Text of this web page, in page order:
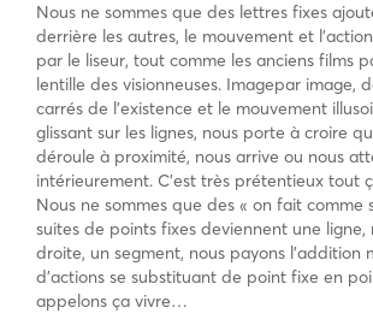
Nous ne sommes que des lettres fixes
derrière les autres, le mouvement et
par le liseur, tout comme les anciens films
lentille des visionneuses. Imagepar image,
carrés de l’existence et le mouvement
glissant sur les lignes, nous porte à croire
déroule à proximité, nous arrive ou nous
intérieurement. C’est très prétentieux tout
Nous ne sommes que des « on fait comme
suites de points fixes deviennent une ligne,
droite, un segment, nous payons l’addition
d’actions se substituant de point fixe en
appelons ça vivre…